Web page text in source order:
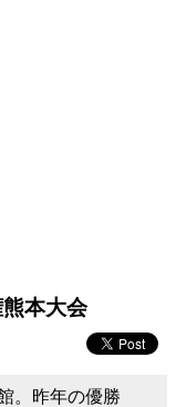
本大会
。昨年の優勝